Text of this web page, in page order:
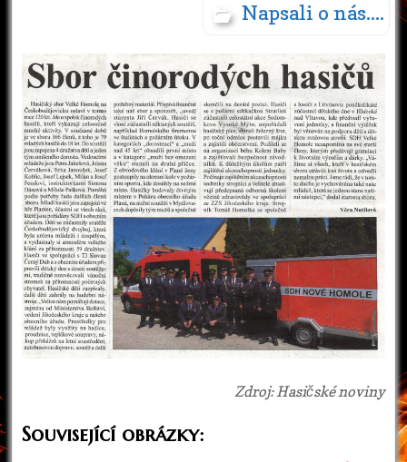
Napsali o nás....
Zdroj: Hasičské noviny
Související obrázky: